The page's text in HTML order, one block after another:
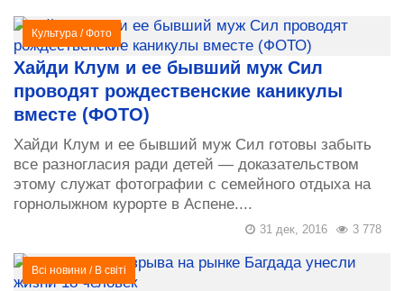
Культура /Фото
Хайди Клум и ее бывший муж Сил
проводят рождественские каникулы
вместе (ФОТО)
Хайди Клум и ее бывший муж Сил готовы забыть
все разногласия ради детей — доказательством
этому служат фотографии с семейного отдыха на
горнолыжном курорте в Аспене....
3 778
31 дек, 2016
Всі новини / В світі